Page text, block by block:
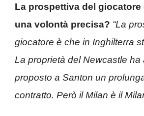
La prospettiva del giocatore
una volontà precisa? “La
giocatore è che in Inghilterra
La proprietà del Newcastle ha
proposto a Santon un
contratto. Però il Milan è il